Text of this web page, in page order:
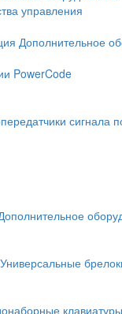
управления
Дополнительное
PowerCode
сигнала
Универсальные
клавиатуры